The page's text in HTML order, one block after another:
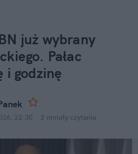
już wybrany
Pałac
i godzinę
22:30 2 minuty czytania